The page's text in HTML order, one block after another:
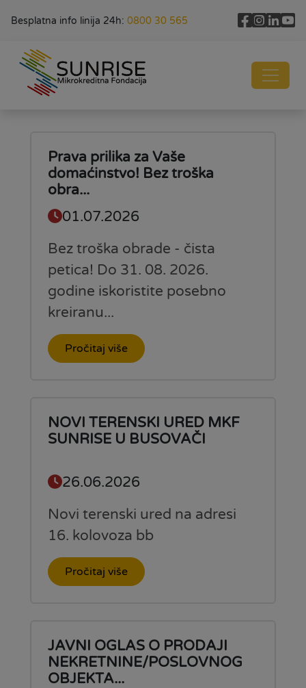
Besplatna info linija 24h: 0800 30 565
Prava prilika za Vaše
domaćinstvo! Bez troška
obra...
01.07.2026
Bez troška obrade - čista
petica! Do 31. 08. 2026.
godine iskoristite posebno
kreiranu...
Pročitaj više
NOVI TERENSKI URED MKF
SUNRISE U BUSOVAČI
26.06.2026
Novi terenski ured na adresi
16. kolovoza bb
Pročitaj više
JAVNI OGLAS O PRODAJI
NEKRETNINE/POSLOVNOG
OBJEKTA...